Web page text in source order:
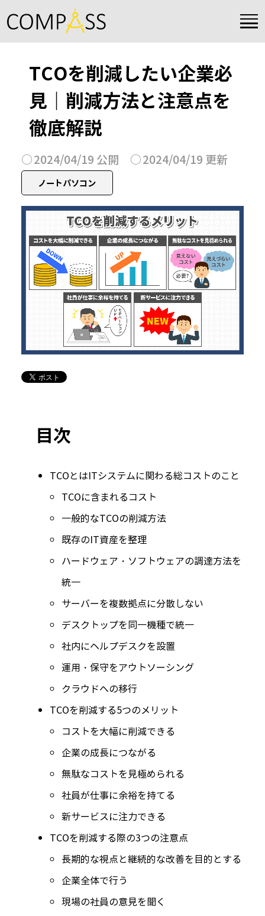
TCOを削減したい企業必
見｜削減方法と注意点を
徹底解説
2024/04/19 公開 2024/04/19 更新
ノートパソコン
目次
TCOとはITシステムに関わる総コストのこと
TCOに含まれるコスト
一般的なTCOの削減方法
既存のIT資産を整理
ハードウェア・ソフトウェアの調達方法を
統一
サーバーを複数拠点に分散しない
デスクトップを同一機種で統一
社内にヘルプデスクを設置
運用・保守をアウトソーシング
クラウドへの移行
TCOを削減する5つのメリット
コストを大幅に削減できる
企業の成長につながる
無駄なコストを見極められる
社員が仕事に余裕を持てる
新サービスに注力できる
TCOを削減する際の3つの注意点
長期的な視点と継続的な改善を目的とする
企業全体で行う
現場の社員の意見を聞く